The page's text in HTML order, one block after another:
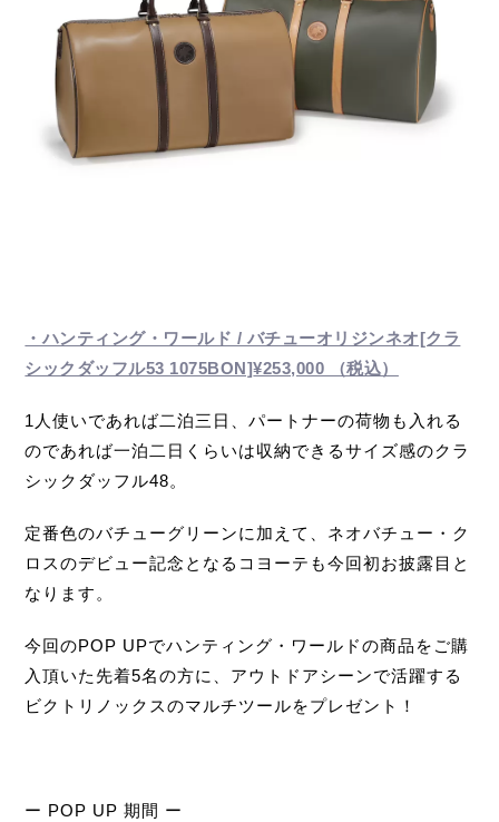
・ハンティング・ワールド / バチューオリジンネオ[クラ
シックダッフル53 1075BON]¥253,000 （税込）
1人使いであれば二泊三日、パートナーの荷物も入れる
のであれば一泊二日くらいは収納できるサイズ感のクラ
シックダッフル48。
定番色のバチューグリーンに加えて、ネオバチュー・ク
ロスのデビュー記念となるコヨーテも今回初お披露目と
なります。
今回のPOP UPでハンティング・ワールドの商品をご購
入頂いた先着5名の方に、アウトドアシーンで活躍する
ビクトリノックスのマルチツールをプレゼント！
ー POP UP 期間 ー